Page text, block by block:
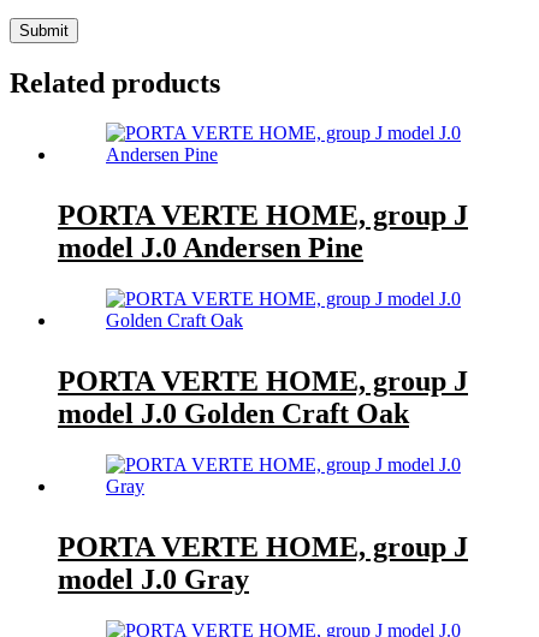
Submit
Related products
PORTA VERTE HOME, group J
model J.0 Andersen Pine
PORTA VERTE HOME, group J
model J.0 Golden Craft Oak
PORTA VERTE HOME, group J
model J.0 Gray